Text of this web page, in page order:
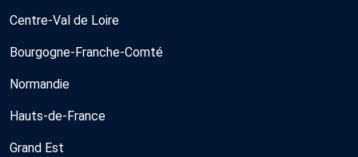
Centre-Val de Loire
Bourgogne-Franche-Comté
Normandie
Hauts-de-France
Grand Est